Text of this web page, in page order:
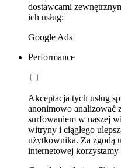
dostawcami
ich usług:
Google Ads
Performance
Akceptacja tych usług
anonimowo analizować
surfowaniem w naszej
witryny i ciągłego
użytkownika. Za zgodą
internetowej korzystamy